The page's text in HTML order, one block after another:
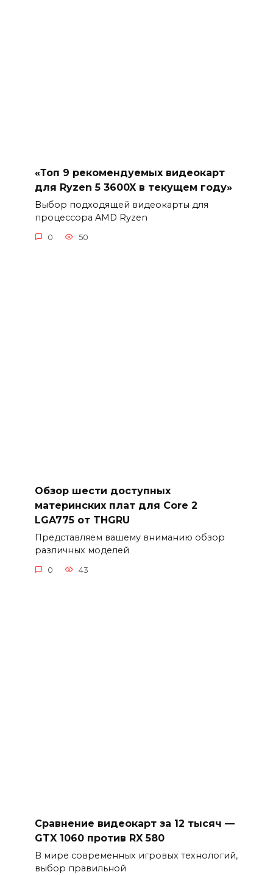
«Топ 9 рекомендуемых видеокарт
для Ryzen 5 3600X в текущем году»
Выбор подходящей видеокарты для
процессора AMD Ryzen
0 50
Обзор шести доступных
материнских плат для Core 2
LGA775 от THGRU
Представляем вашему вниманию обзор
различных моделей
0 43
Сравнение видеокарт за 12 тысяч —
GTX 1060 против RX 580
В мире современных игровых технологий,
выбор правильной